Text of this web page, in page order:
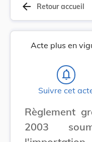
arrow_back Retour accueil
Acte plus en
notifications_none
Suivre cet
Règlement
2003